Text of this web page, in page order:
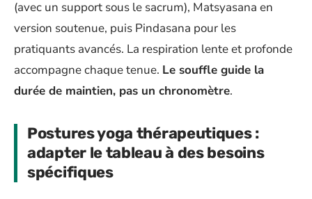
(avec un support sous le sacrum), Matsyasana en
version soutenue, puis Pindasana pour les
pratiquants avancés. La respiration lente et profonde
accompagne chaque tenue. Le souffle guide la
durée de maintien, pas un chronomètre.
Postures yoga thérapeutiques :
adapter le tableau à des besoins
spécifiques